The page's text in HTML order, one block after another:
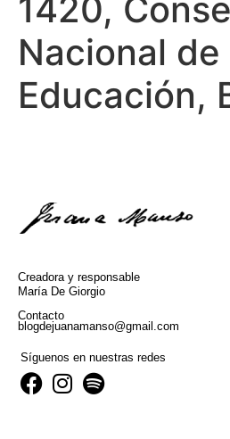
1420,
Nacional de
Educación,
Creadora y responsable
María De Giorgio
Contacto
blogdejuanamanso@gmail.com
Síguenos en nuestras redes